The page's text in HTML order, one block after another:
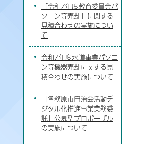
「令和7年度教育委員会パ
ソコン等売却」に関する
見積合わせの実施につい
て
令和7年度水道事業パソコ
ン等機器売却に関する見
積合わせの実施について
「各務原市自治会活動デ
ジタル化推進事業業務委
託」公募型プロポーザル
の実施について